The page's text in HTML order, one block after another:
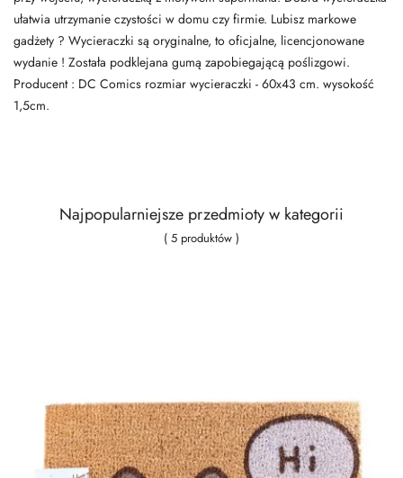
ułatwia utrzymanie czystości w domu czy firmie. Lubisz markowe
gadżety ? Wycieraczki są oryginalne, to oficjalne, licencjonowane
wydanie ! Została podklejana gumą zapobiegającą poślizgowi.
Producent : DC Comics rozmiar wycieraczki - 60x43 cm. wysokość
1,5cm.
Najpopularniejsze przedmioty w kategorii
( 5 produktów )